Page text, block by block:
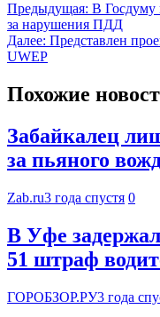
Предыдущая: В Госдуму
за нарушения ПДД
Далее: Представлен
UWEP
Похожие
Забайкалец
за пьяного
Zab.ru3 года спустя 0
В Уфе
51 штраф
ГОРОБЗОР.РУ3 года